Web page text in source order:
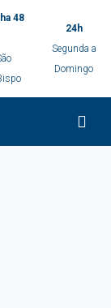
48
24h
Segunda a
Domingo